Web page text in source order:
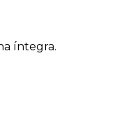
íntegra.